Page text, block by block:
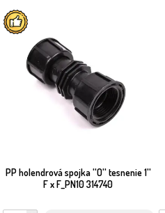
PP holendrová spojka ''O'' tesnenie 1''
F x F_PN10 314740